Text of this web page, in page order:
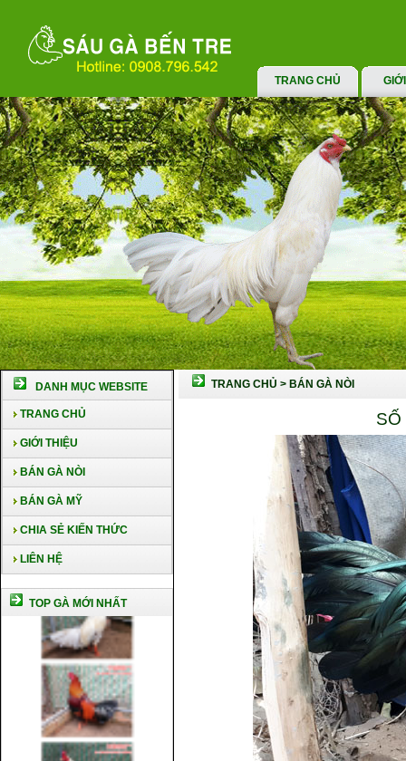
TRANG CHỦ
DANH MỤC WEBSITE
TRANG CHỦ
GIỚI THIỆU
BÁN GÀ NÒI
BÁN GÀ MỸ
CHIA SẺ KIẾN THỨC
LIÊN HỆ
TOP GÀ MỚI NHẤT
TRANG CHỦ > BÁN GÀ NÒI
SỐ